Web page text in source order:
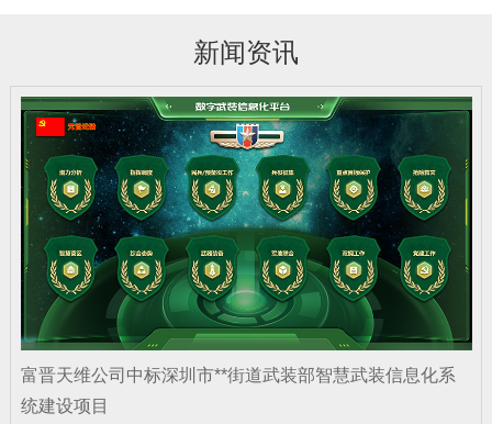
富晋天维公司承建某地智慧国防动员（人
防）指挥信息化平台投入…
公司新闻| 2025-12-19
富晋天维公司介绍
公司新闻| 2025-12-15
捷报！富晋天维海军某部军舰演训信息化
新闻资讯
富晋天维公司中标深圳市**街道武装部智慧武装信息化系
统建设项目